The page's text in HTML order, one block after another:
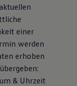
einer
werden
erhoben
& Uhrzeit